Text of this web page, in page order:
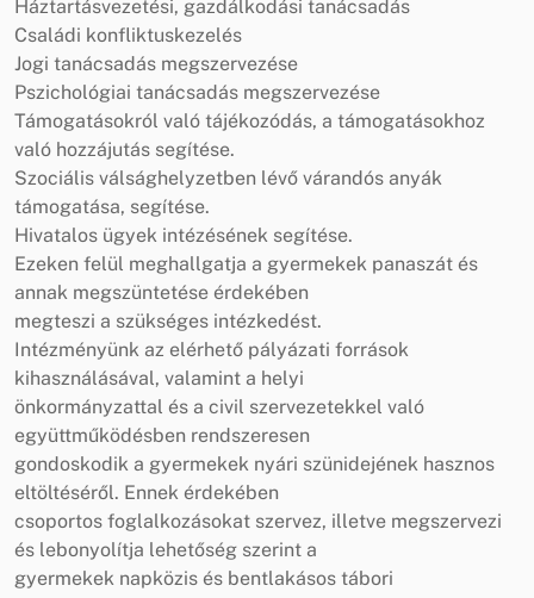
Háztartásvezetési, gazdálkodási tanácsadás
Családi konfliktuskezelés
Jogi tanácsadás megszervezése
Pszichológiai tanácsadás megszervezése
Támogatásokról való tájékozódás, a támogatásokhoz
való hozzájutás segítése.
Szociális válsághelyzetben lévő várandós anyák
támogatása, segítése.
Hivatalos ügyek intézésének segítése.
Ezeken felül meghallgatja a gyermekek panaszát és
annak megszüntetése érdekében
megteszi a szükséges intézkedést.
Intézményünk az elérhető pályázati források
kihasználásával, valamint a helyi
önkormányzattal és a civil szervezetekkel való
együttműködésben rendszeresen
gondoskodik a gyermekek nyári szünidejének hasznos
eltöltéséről. Ennek érdekében
csoportos foglalkozásokat szervez, illetve megszervezi
és lebonyolítja lehetőség szerint a
gyermekek napközis és bentlakásos tábori